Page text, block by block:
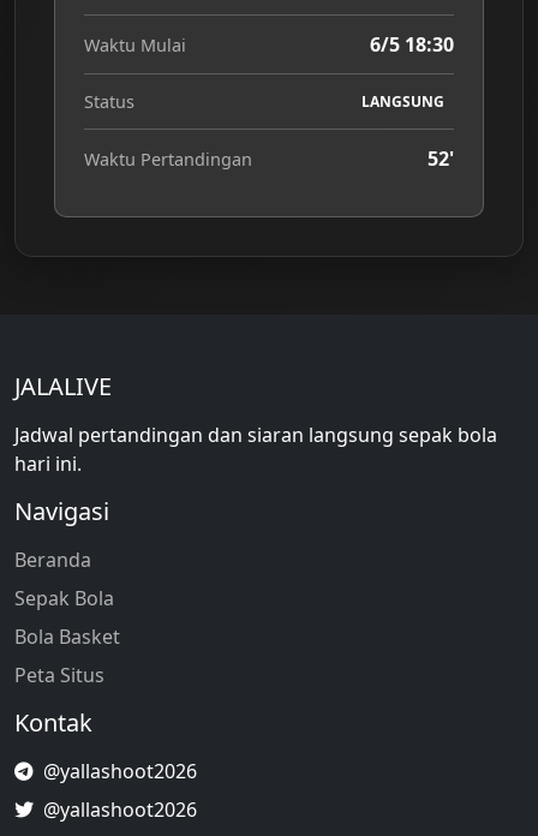
Waktu Mulai 6/5 18:30
Status LANGSUNG
Waktu Pertandingan 52'
JALALIVE
Jadwal pertandingan dan siaran langsung sepak bola
hari ini.
Navigasi
Beranda
Sepak Bola
Bola Basket
Peta Situs
Kontak
@yallashoot2026
@yallashoot2026